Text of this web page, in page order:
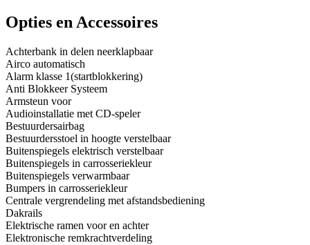
Opties en Accessoires
Achterbank in delen neerklapbaar
Airco automatisch
Alarm klasse 1(startblokkering)
Anti Blokkeer Systeem
Armsteun voor
Audioinstallatie met CD-speler
Bestuurdersairbag
Bestuurdersstoel in hoogte verstelbaar
Buitenspiegels elektrisch verstelbaar
Buitenspiegels in carrosseriekleur
Buitenspiegels verwarmbaar
Bumpers in carrosseriekleur
Centrale vergrendeling met afstandsbediening
Dakrails
Elektrische ramen voor en achter
Elektronische remkrachtverdeling